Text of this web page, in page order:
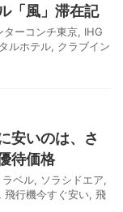
「風」滞在記
ターコンチ東京, IHG
ルホテル, クラブイン
安いのは、さ
待価格
ラベル, ソラシドエア,
, 飛行機今すぐ安い, 飛